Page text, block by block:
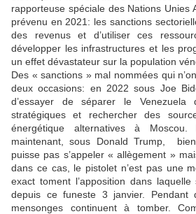
rapporteuse spéciale des Nations Unies
prévenu en 2021: les sanctions
des revenus et d’utiliser ces
développer les infrastructures et les
un effet dévastateur sur la population
Des « sanctions » mal nommées qui
deux occasions: en 2022 sous Joe
d’essayer de séparer le
stratégiques et rechercher des
énergétique alternatives à
maintenant, sous Donald Trump,
puisse pas s’appeler « allègement »
dans ce cas, le pistolet n’est pas une
exact toment l’apposition dans
depuis ce funeste 3 janvier. Pendant
mensonges continuent à tomber.